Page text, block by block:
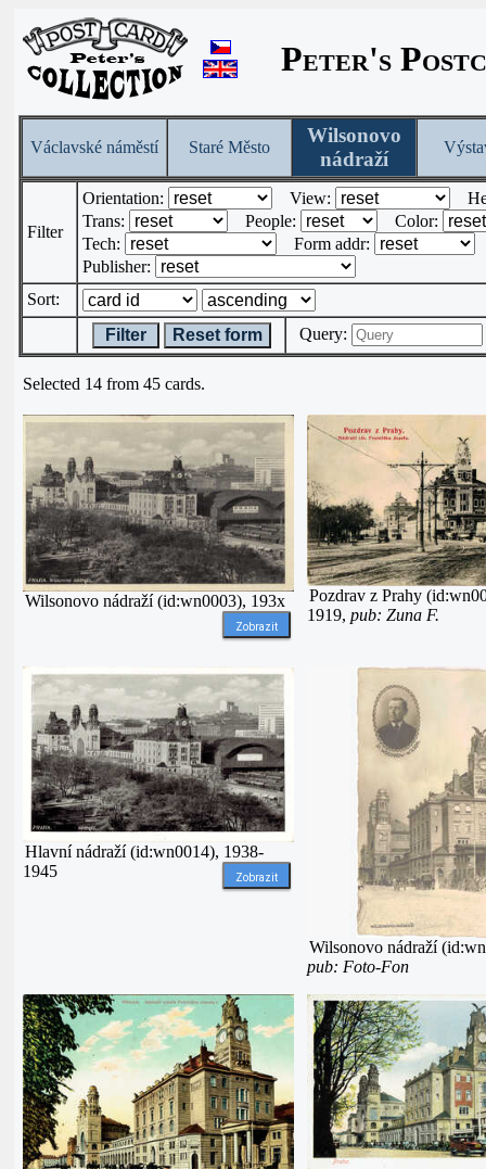
Peter's
Václavské náměstí Staré Město
Wilsonovo
nádraží
Filter
Orientation: View:
Trans:
People:
Color:
Tech:
Form addr:
Publisher:
Sort:
Filter
Reset form Query:
Selected 14 from 45 cards.
Wilsonovo nádraží (id:wn0003), 193x
Zobrazit
Pozdrav z Prahy
1919, pub: Zuna F.
Hlavní nádraží (id:wn0014), 1938-
1945
Zobrazit
Wilsonovo nádraží
pub: Foto-Fon